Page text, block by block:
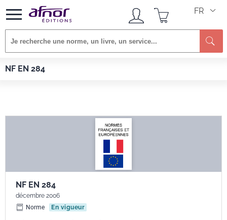
FR
NF EN 284
Afnor EDITIONS
NF EN 284
décembre 2006
Norme
En vigueur